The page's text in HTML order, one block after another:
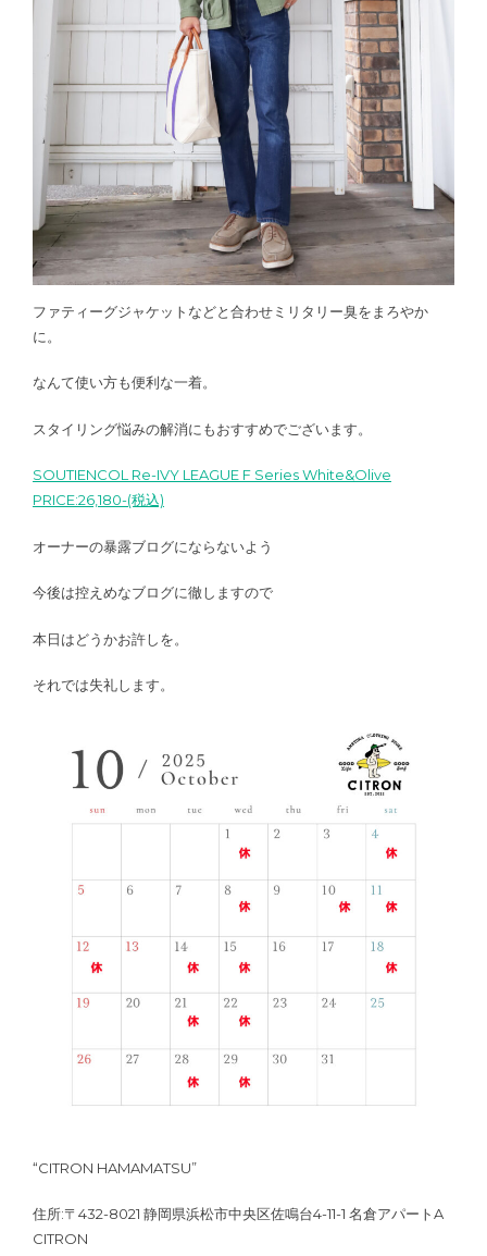
ファティーグジャケットなどと合わせミリタリー臭をまろやか
に。
なんて使い方も便利な一着。
スタイリング悩みの解消にもおすすめでございます。
SOUTIENCOL Re-IVY LEAGUE F Series White&Olive
PRICE:26,180-(税込)
オーナーの暴露ブログにならないよう
今後は控えめなブログに徹しますので
本日はどうかお許しを。
それでは失礼します。
“CITRON HAMAMATSU”
住所:〒432-8021 静岡県浜松市中央区佐鳴台4-11-1 名倉アパートA
CITRON